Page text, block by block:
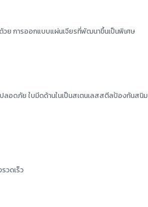
วย การออกแบบแผ่นเจียรที่พัฒนาขึ้นเป็นพิเศษ
ลอดภัย ใบมีดด้านในเป็นสเตนเลสสตีลป้องกันสนิม
วดเร็ว